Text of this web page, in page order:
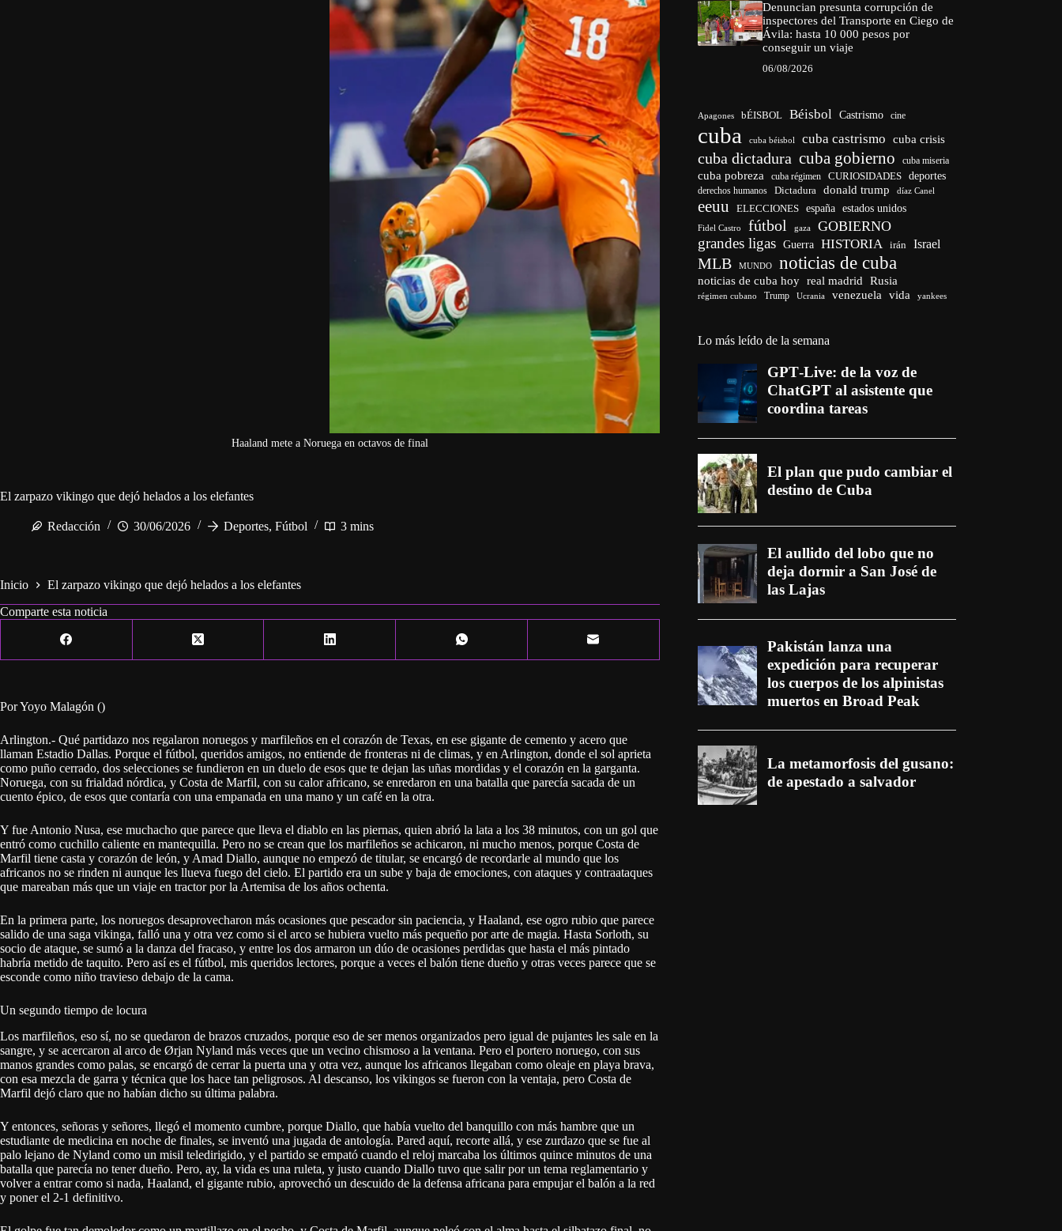
Haaland mete a Noruega en octavos de final
El zarpazo vikingo que dejó helados a los elefantes
Redacción 30/06/2026 Deportes, Fútbol 3 mins
Inicio
El zarpazo vikingo que dejó helados a los elefantes
Comparte esta noticia
Por Yoyo Malagón ()
Arlington.- Qué partidazo nos regalaron noruegos y marfileños en el corazón de Texas, en ese gigante de cemento y acero que
llaman Estadio Dallas. Porque el fútbol, queridos amigos, no entiende de fronteras ni de climas, y en Arlington, donde el sol aprieta
como puño cerrado, dos selecciones se fundieron en un duelo de esos que te dejan las uñas mordidas y el corazón en la garganta.
Noruega, con su frialdad nórdica, y Costa de Marfil, con su calor africano, se enredaron en una batalla que parecía sacada de un
cuento épico, de esos que contaría con una empanada en una mano y un café en la otra.
Y fue Antonio Nusa, ese muchacho que parece que lleva el diablo en las piernas, quien abrió la lata a los 38 minutos, con un gol que
entró como cuchillo caliente en mantequilla. Pero no se crean que los marfileños se achicaron, ni mucho menos, porque Costa de
Marfil tiene casta y corazón de león, y Amad Diallo, aunque no empezó de titular, se encargó de recordarle al mundo que los
africanos no se rinden ni aunque les llueva fuego del cielo. El partido era un sube y baja de emociones, con ataques y contraataques
que mareaban más que un viaje en tractor por la Artemisa de los años ochenta.
En la primera parte, los noruegos desaprovecharon más ocasiones que pescador sin paciencia, y Haaland, ese ogro rubio que parece
salido de una saga vikinga, falló una y otra vez como si el arco se hubiera vuelto más pequeño por arte de magia. Hasta Sorloth, su
socio de ataque, se sumó a la danza del fracaso, y entre los dos armaron un dúo de ocasiones perdidas que hasta el más pintado
habría metido de taquito. Pero así es el fútbol, mis queridos lectores, porque a veces el balón tiene dueño y otras veces parece que se
esconde como niño travieso debajo de la cama.
Un segundo tiempo de locura
Los marfileños, eso sí, no se quedaron de brazos cruzados, porque eso de ser menos organizados pero igual de pujantes les sale en la
sangre, y se acercaron al arco de Ørjan Nyland más veces que un vecino chismoso a la ventana. Pero el portero noruego, con sus
manos grandes como palas, se encargó de cerrar la puerta una y otra vez, aunque los africanos llegaban como oleaje en playa brava,
con esa mezcla de garra y técnica que los hace tan peligrosos. Al descanso, los vikingos se fueron con la ventaja, pero Costa de
Marfil dejó claro que no habían dicho su última palabra.
Y entonces, señoras y señores, llegó el momento cumbre, porque Diallo, que había vuelto del banquillo con más hambre que un
estudiante de medicina en noche de finales, se inventó una jugada de antología. Pared aquí, recorte allá, y ese zurdazo que se fue al
palo lejano de Nyland como un misil teledirigido, y el partido se empató cuando el reloj marcaba los últimos quince minutos de una
batalla que parecía no tener dueño. Pero, ay, la vida es una ruleta, y justo cuando Diallo tuvo que salir por un tema reglamentario y
volver a entrar como si nada, Haaland, el gigante rubio, aprovechó un descuido de la defensa africana para empujar el balón a la red
y poner el 2-1 definitivo.
Denuncian presunta corrupción de
inspectores del Transporte en Ciego de
Ávila: hasta 10 000 pesos por
conseguir un viaje
06/08/2026
Apagones bÉISBOL Béisbol Castrismo cine
cuba cuba béisbol cuba castrismo cuba crisis
cuba dictadura cuba gobierno cuba miseria
cuba pobreza cuba régimen CURIOSIDADES deportes
derechos humanos Dictadura donald trump díaz Canel
eeuu ELECCIONES españa estados unidos
Fidel Castro fútbol gaza GOBIERNO
grandes ligas Guerra HISTORIA irán Israel
MLB MUNDO noticias de cuba
noticias de cuba hoy real madrid Rusia
régimen cubano Trump Ucrania venezuela vida yankees
Lo más leído de la semana